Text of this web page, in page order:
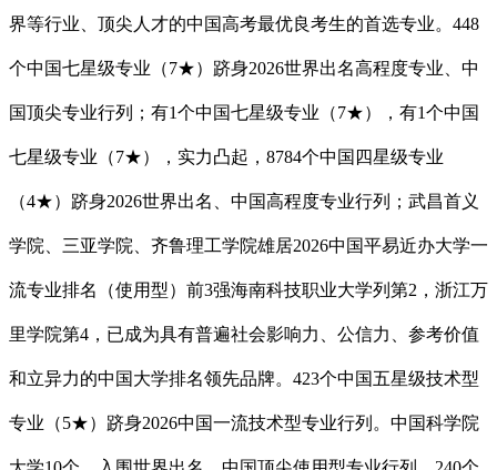
界等行业、顶尖人才的中国高考最优良考生的首选专业。448
个中国七星级专业（7★）跻身2026世界出名高程度专业、中
国顶尖专业行列；有1个中国七星级专业（7★），有1个中国
七星级专业（7★），实力凸起，8784个中国四星级专业
（4★）跻身2026世界出名、中国高程度专业行列；武昌首义
学院、三亚学院、齐鲁理工学院雄居2026中国平易近办大学一
流专业排名（使用型）前3强海南科技职业大学列第2，浙江万
里学院第4，已成为具有普遍社会影响力、公信力、参考价值
和立异力的中国大学排名领先品牌。423个中国五星级技术型
专业（5★）跻身2026中国一流技术型专业行列。中国科学院